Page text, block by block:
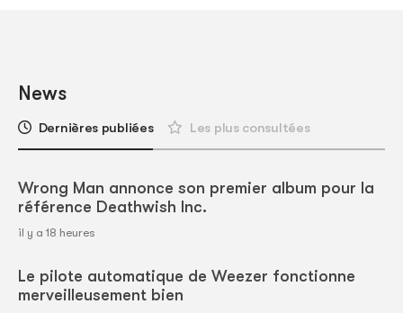
News
Dernières publiées Les plus consultées
Wrong Man annonce son premier album pour la
référence Deathwish Inc.
il y a 18 heures
Le pilote automatique de Weezer fonctionne
merveilleusement bien